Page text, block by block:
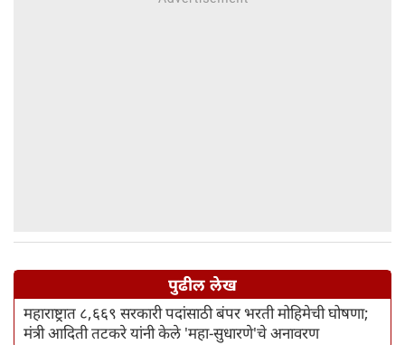
पुढील लेख
महाराष्ट्रात ८,६६९ सरकारी पदांसाठी बंपर भरती मोहिमेची घोषणा;
मंत्री आदिती तटकरे यांनी केले 'महा-सुधारणे'चे अनावरण